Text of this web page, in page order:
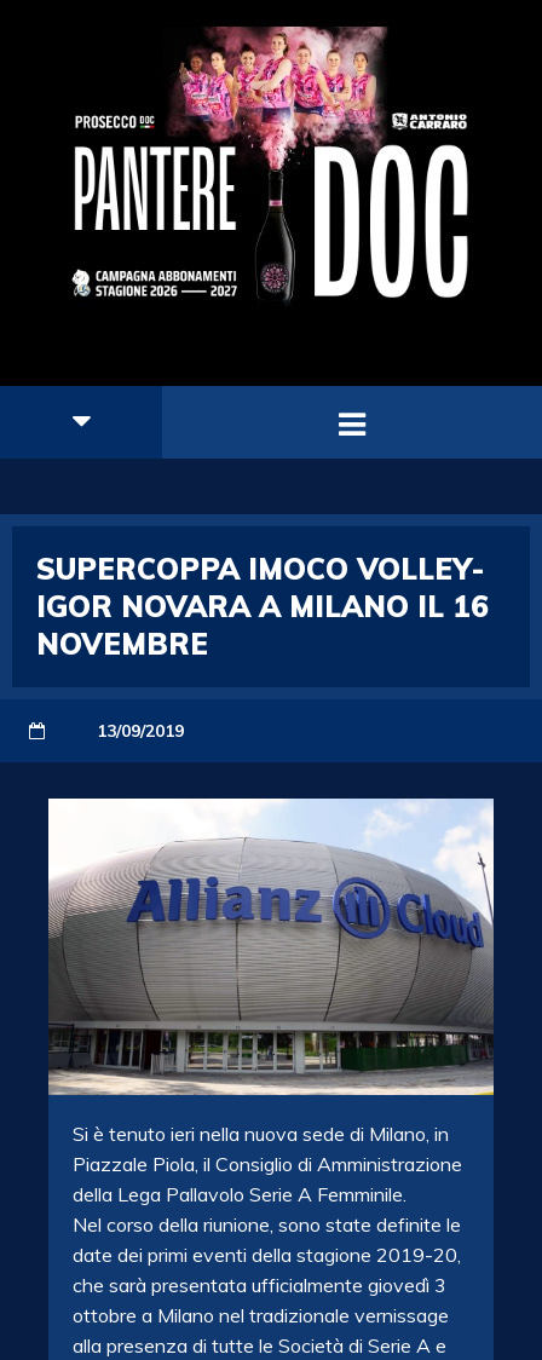
SUPERCOPPA IMOCO VOLLEY-
IGOR NOVARA A MILANO IL 16
NOVEMBRE
13/09/2019
Si è tenuto ieri nella nuova sede di Milano, in
Piazzale Piola, il Consiglio di Amministrazione
della Lega Pallavolo Serie A Femminile.
Nel corso della riunione, sono state definite le
date dei primi eventi della stagione 2019-20,
che sarà presentata ufficialmente giovedì 3
ottobre a Milano nel tradizionale vernissage
alla presenza di tutte le Società di Serie A e